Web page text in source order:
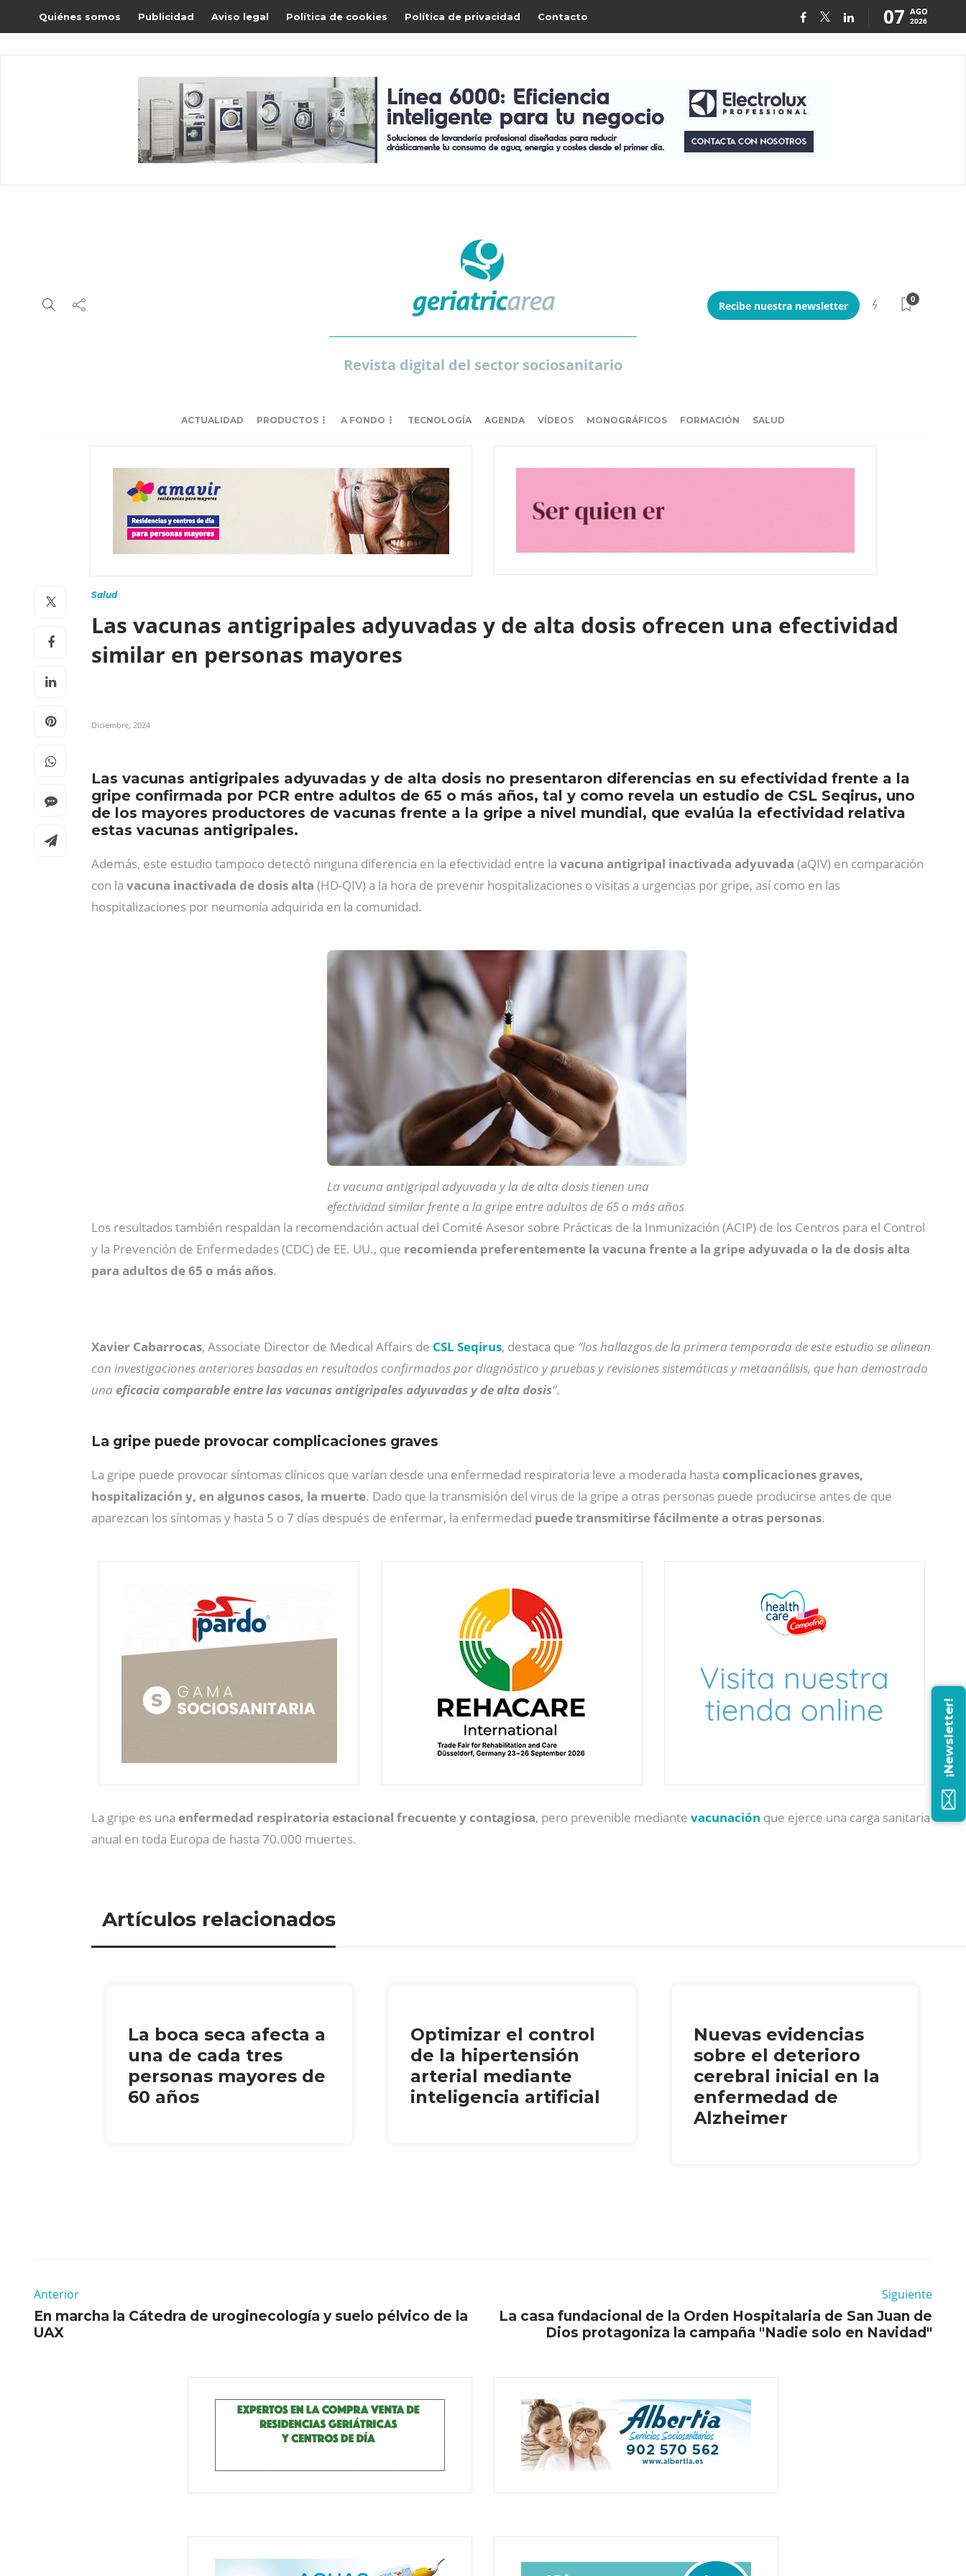
Quiénes somos Publicidad Aviso legal Política de cookies Política de privacidad Contacto 07 AGO
2026
Revista digital del sector sociosanitario
Recibe nuestra newsletter
0
ACTUALIDAD PRODUCTOS A FONDO TECNOLOGÍA AGENDA VÍDEOS MONOGRÁFICOS FORMACIÓN SALUD
Salud
Las vacunas antigripales adyuvadas y de alta dosis ofrecen una efectividad
similar en personas mayores
Diciembre, 2024
Las vacunas antigripales adyuvadas y de alta dosis no presentaron diferencias en su efectividad frente a la
gripe confirmada por PCR entre adultos de 65 o más años, tal y como revela un estudio de CSL Seqirus, uno
de los mayores productores de vacunas frente a la gripe a nivel mundial, que evalúa la efectividad relativa
estas vacunas antigripales.
Además, este estudio tampoco detectó ninguna diferencia en la efectividad entre la vacuna antigripal inactivada adyuvada (aQIV) en comparación
con la vacuna inactivada de dosis alta (HD-QIV) a la hora de prevenir hospitalizaciones o visitas a urgencias por gripe, así como en las
hospitalizaciones por neumonía adquirida en la comunidad.
La vacuna antigripal adyuvada y la de alta dosis tienen una
efectividad similar frente a la gripe entre adultos de 65 o más años
Los resultados también respaldan la recomendación actual del Comité Asesor sobre Prácticas de la Inmunización (ACIP) de los Centros para el Control
y la Prevención de Enfermedades (CDC) de EE. UU., que recomienda preferentemente la vacuna frente a la gripe adyuvada o la de dosis alta
para adultos de 65 o más años.
Xavier Cabarrocas, Associate Director de Medical Affairs de CSL Seqirus, destaca que “los hallazgos de la primera temporada de este estudio se alinean
con investigaciones anteriores basadas en resultados confirmados por diagnóstico y pruebas y revisiones sistemáticas y metaanálisis, que han demostrado
una eficacia comparable entre las vacunas antigripales adyuvadas y de alta dosis”.
La gripe puede provocar complicaciones graves
La gripe puede provocar síntomas clínicos que varían desde una enfermedad respiratoria leve a moderada hasta complicaciones graves,
hospitalización y, en algunos casos, la muerte. Dado que la transmisión del virus de la gripe a otras personas puede producirse antes de que
aparezcan los síntomas y hasta 5 o 7 días después de enfermar, la enfermedad puede transmitirse fácilmente a otras personas.
La gripe es una enfermedad respiratoria estacional frecuente y contagiosa, pero prevenible mediante vacunación que ejerce una carga sanitaria
anual en toda Europa de hasta 70.000 muertes.
Artículos relacionados
La boca seca afecta a
una de cada tres
personas mayores de
60 años
Optimizar el control
de la hipertensión
arterial mediante
inteligencia artificial
Nuevas evidencias
sobre el deterioro
cerebral inicial en la
enfermedad de
Alzheimer
Anterior
En marcha la Cátedra de uroginecología y suelo pélvico de la
UAX
Siguiente
La casa fundacional de la Orden Hospitalaria de San Juan de
Dios protagoniza la campaña "Nadie solo en Navidad"
¡Newsletter!